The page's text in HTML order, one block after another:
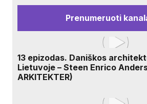
Prenumeruoti
13 epizodas. Daniškos
Lietuvoje – Steen Enrico
ARKITEKTER)